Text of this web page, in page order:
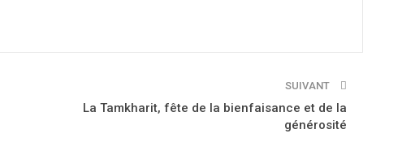
SUIVANT
La Tamkharit, fête de la bienfaisance et de la
générosité